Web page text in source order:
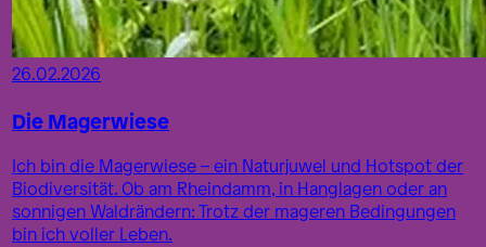
26.02.2026
Die Magerwiese
Ich bin die Magerwiese – ein Naturjuwel und Hotspot der
Biodiversität. Ob am Rheindamm, in Hanglagen oder an
sonnigen Waldrändern: Trotz der mageren Bedingungen
bin ich voller Leben.